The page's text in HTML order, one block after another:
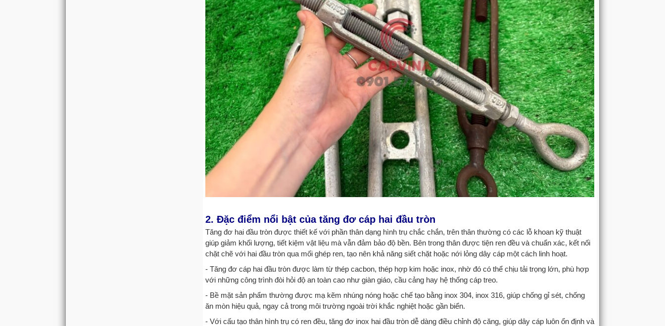
2. Đặc điểm nổi bật của tăng đơ cáp hai đầu tròn
Tăng đơ hai đầu tròn được thiết kế với phần thân dạng hình trụ chắc chắn, trên thân thường có các lỗ khoan kỹ thuật
giúp giảm khối lượng, tiết kiệm vật liệu mà vẫn đảm bảo độ bền. Bên trong thân được tiện ren đều và chuẩn xác, kết nối
chặt chẽ với hai đầu tròn qua mối ghép ren, tạo nên khả năng siết chặt hoặc nới lỏng dây cáp một cách linh hoạt.
- Tăng đơ cáp hai đầu tròn được làm từ thép cacbon, thép hợp kim hoặc inox, nhờ đó có thể chịu tải trọng lớn, phù hợp
với những công trình đòi hỏi độ an toàn cao như giàn giáo, cầu cảng hay hệ thống cáp treo.
- Bề mặt sản phẩm thường được mạ kẽm nhúng nóng hoặc chế tạo bằng inox 304, inox 316, giúp chống gỉ sét, chống
ăn mòn hiệu quả, ngay cả trong môi trường ngoài trời khắc nghiệt hoặc gần biển.
- Với cấu tạo thân hình trụ có ren đều, tăng đơ inox hai đầu tròn dễ dàng điều chỉnh độ căng, giúp dây cáp luôn ổn định và